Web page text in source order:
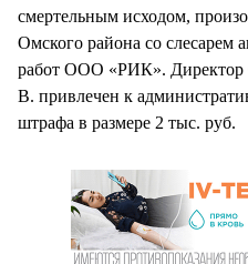
смертельным исходом,
Омского района со слесарем
работ ООО «РИК».
В. привлечен к
штрафа в размере 2 тыс. руб.